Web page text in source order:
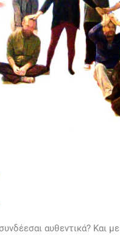
αυθεντικά? Και